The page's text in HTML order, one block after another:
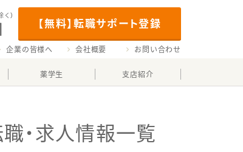
【無料】転職サポート登録
く）
企業の皆様へ 会社概要 お問い合わせ
薬学生 支店紹介
・求人情報一覧